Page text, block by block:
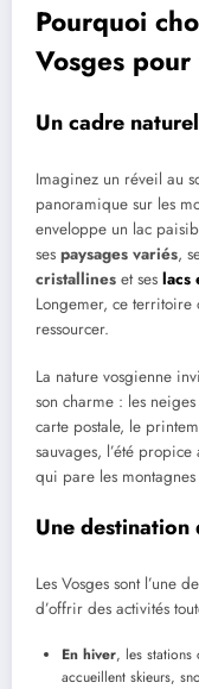
Pourquoi
Vosges pour
Un cadre
Imaginez un réveil au
panoramique sur les
enveloppe un lac
ses paysages variés,
cristallines et ses lacs
Longemer, ce
ressourcer.
La nature vosgienne
son charme : les
carte postale, le
sauvages, l’été
qui pare les
Une destination
Les Vosges sont l’une
d’offrir des activités
En hiver, les stations
accueillent skieurs,